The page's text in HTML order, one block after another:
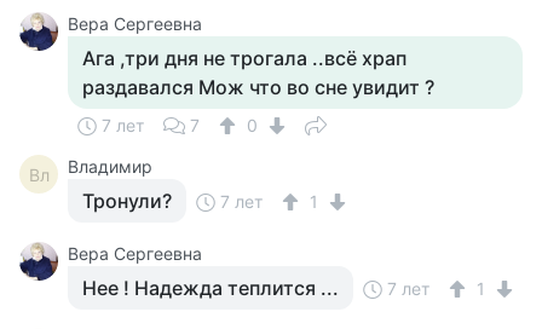
Вера Сергеевна
Ага ,три дня не трогала ..всё храп
раздавался Мож что во сне увидит ?
7 лет 7 0
Вл Владимир
Тронули? 7 лет 1
Вера Сергеевна
Нее ! Надежда теплится ... 7 лет 1